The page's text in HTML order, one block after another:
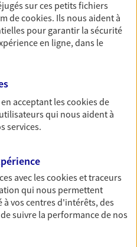
d'un expert. Découvrez
Retraite)
la retraite.
vous avec notre
vos proches en cas
en optant pour les
totale de travail,
sur ces petits fichiers
decookies. Ils nous aident à
pour garantir la sécurité
en ligne, dans le
acceptant lescookiesde
qui nous aident à
services.
avec lescookies et traceurs
qui nous permettent
vos centres d'intérêts, des
suivre la performance de nos